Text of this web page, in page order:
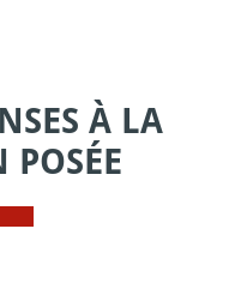
À LA
POSÉE